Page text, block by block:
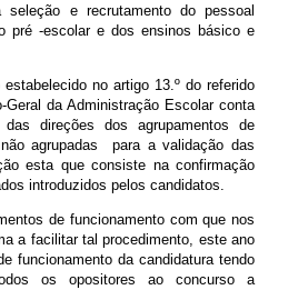
seleção e recrutamento do pessoal
pré -escolar e dos ensinos básico e
no artigo 13.º do referido
Geral da Administração Escolar conta
direções dos agrupamentos de
agrupadas para a validação das
esta que consiste na confirmação
introduzidos pelos candidatos.
de funcionamento com que nos
a facilitar tal procedimento, este ano
funcionamento da candidatura tendo
os opositores ao concurso a